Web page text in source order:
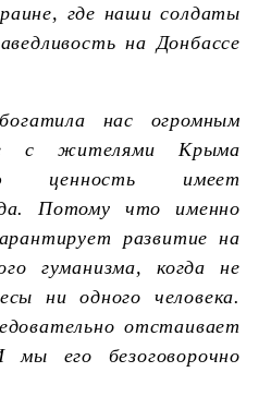
где наши солдаты
на Донбассе
нас огромным
с жителями Крыма
ценность имеет
Потому что именно
развитие на
гуманизма, когда не
ни одного человека.
отстаивает
его безоговорочно